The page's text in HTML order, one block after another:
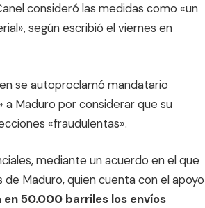
consideró las medidas como «un
según escribió el viernes en
se autoproclamó mandatario
a Maduro por considerar que su
«fraudulentas».
mediante un acuerdo en el que
Maduro, quien cuenta con el apoyo
en 50.000 barriles los envíos